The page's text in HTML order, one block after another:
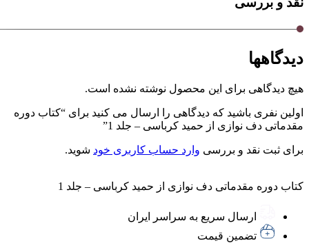
دیدگاهها
هیچ دیدگاهی برای این محصول نوشته نشده است.
اولین نفری باشید که دیدگاهی را ارسال می کنید برای “کتاب دوره
مقدماتی دف نوازی از حمید کرباسی – جلد 1”
برای ثبت نقد و بررسی وارد حساب کاربری خود شوید.
کتاب دوره مقدماتی دف نوازی از حمید کرباسی – جلد 1
ارسال سریع به سراسر ایران
تضمین قیمت